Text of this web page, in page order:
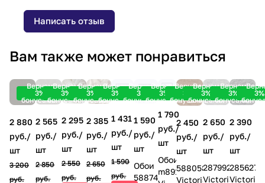
Написать отзыв
Вам также может понравиться
Вернем
3%
бонусами!
2 880
руб./
шт
3 200
руб.
Вернем
3%
бонусами!
2 565
руб./
шт
2 850
руб.
Вернем
3%
бонусами!
2 295
руб./
шт
2 550
руб.
Вернем
3%
бонусами!
2 385
руб./
шт
2 650
руб.
Вернем
3%
бонусами!
1 431
руб./
шт
1 590
руб.
Вернем
3%
бонусами!
1 590
руб./
шт
Обои
588741
Вернем
3%
бонусами!
1 790
руб./
шт
Обои
m89130
Вернем
3%
бонусами!
2 450
руб./
шт
588058
Victoria
Вернем
3%
бонусами!
2 650
руб./
шт
287992
Victoria
3%
2 390
руб./
шт
285627
Victoria